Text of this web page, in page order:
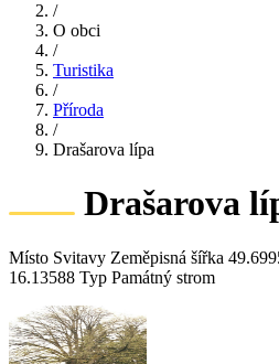
/
O obci
/
Turistika
/
Příroda
/
Drašarova lípa
Drašarova
Místo Svitavy Zeměpisná šířka
16.13588 Typ Památný strom